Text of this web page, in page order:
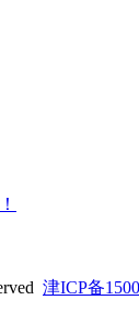
津ICP备